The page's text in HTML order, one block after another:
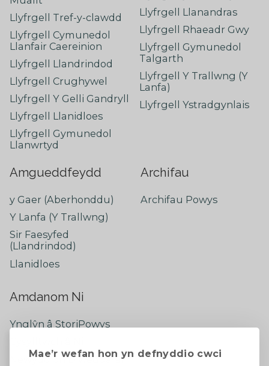
Mae’r wefan hon yn defnyddio cwci
Llyfrgell Tref-y-clawdd
Llyfrgell Cymunedol
Llanfair Caereinion
Llyfrgell Llandrindod
Llyfrgell Crughywel
Llyfrgell Y Gelli Gandryll
Llyfrgell Llanidloes
Llyfrgell Gymunedol
Llanwrtyd
Llyfrgell Llanandras
Llyfrgell Rhaeadr Gwy
Llyfrgell Gymunedol
Talgarth
Llyfrgell Y Trallwng (Y
Lanfa)
Llyfrgell Ystradgynlais
Amgueddfeydd
y Gaer (Aberhonddu)
Y Lanfa (Y Trallwng)
Sir Faesyfed
(Llandrindod)
Llanidloes
Archifau
Archifau Powys
Amdanom Ni
Ynglŷn â StoriPowys
Newyddion Diweddaraf